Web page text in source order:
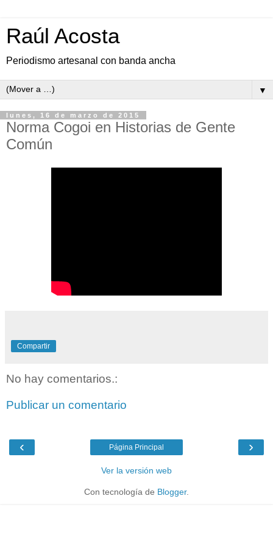
Raúl Acosta
Periodismo artesanal con banda ancha
▼
lunes, 16 de marzo de 2015
Norma Cogoi en Historias de Gente
Común
Compartir
No hay comentarios.:
Publicar un comentario
‹ ›
Página Principal
Ver la versión web
Con tecnología de Blogger.